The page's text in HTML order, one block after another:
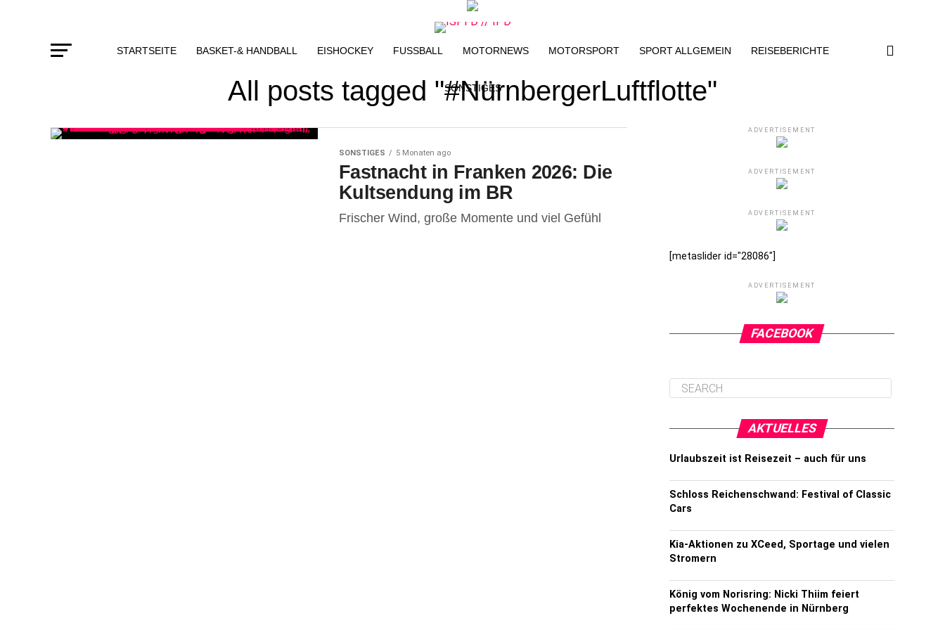
STARTSEITE BASKET-& HANDBALL EISHOCKEY FUSSBALL MOTORNEWS MOTORSPORT SPORT ALLGEMEIN REISEBERICHTE
SONSTIGES
All posts tagged "#NürnbergerLuftflotte"
SONSTIGES 5 Monaten ago
Fastnacht in Franken 2026: Die
Kultsendung im BR
Frischer Wind, große Momente und viel Gefühl
ADVERTISEMENT
ADVERTISEMENT
ADVERTISEMENT
[metaslider id="28086"]
ADVERTISEMENT
FACEBOOK
AKTUELLES
Urlaubszeit ist Reisezeit – auch für uns
Schloss Reichenschwand: Festival of Classic
Cars
Kia-Aktionen zu XCeed, Sportage und vielen
Stromern
König vom Norisring: Nicki Thiim feiert
perfektes Wochenende in Nürnberg